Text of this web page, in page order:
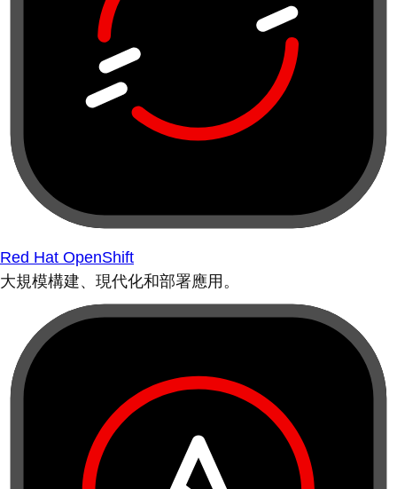
Red Hat OpenShift
大規模構建、現代化和部署應用。